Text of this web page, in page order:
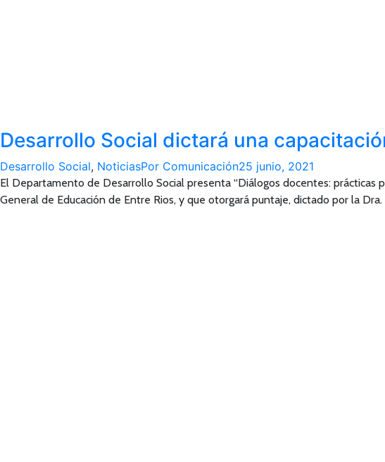
Desarrollo Social dictará una
Desarrollo Social, NoticiasPor Comunicación25 junio, 2021
El Departamento de Desarrollo Social presenta “Diálogos docentes:
General de Educación de Entre Rios, y que otorgará puntaje, dictado por la